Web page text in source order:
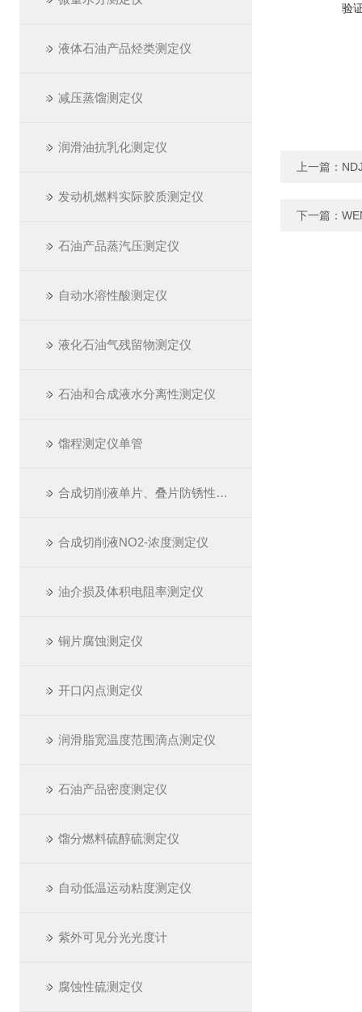
液体石油产品烃类测定仪
减压蒸馏测定仪
润滑油抗乳化测定仪
发动机燃料实际胶质测定仪
石油产品蒸汽压测定仪
自动水溶性酸测定仪
液化石油气残留物测定仪
石油和合成液水分离性测定仪
馏程测定仪单管
合成切削液单片、叠片防锈性测定仪
合成切削液NO2-浓度测定仪
油介损及体积电阻率测定仪
铜片腐蚀测定仪
开口闪点测定仪
润滑脂宽温度范围滴点测定仪
石油产品密度测定仪
馏分燃料硫醇硫测定仪
自动低温运动粘度测定仪
紫外可见分光光度计
腐蚀性硫测定仪
验
上一篇：
下一篇：